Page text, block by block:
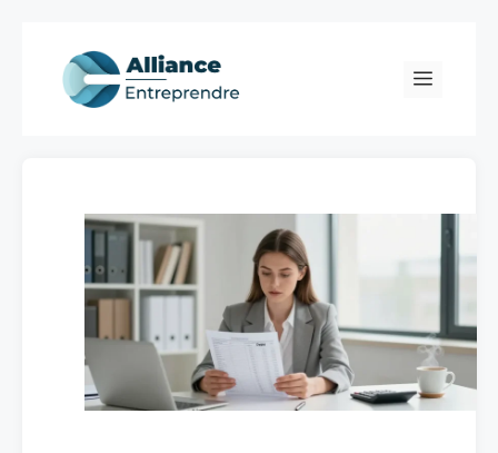
content
Menu